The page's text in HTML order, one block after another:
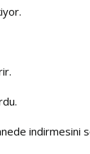
indirmesini